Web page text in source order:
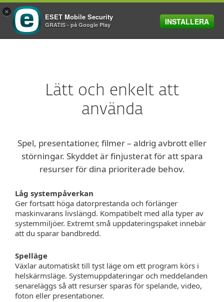
MENU
Lätt och enkelt att
använda
Spel, presentationer, filmer – aldrig avbrott eller
störningar. Skyddet är finjusterat för att spara
resurser för dina prioriterade behov.
Låg systempåverkan
Ger fortsatt höga datorprestanda och förlänger
maskinvarans livslängd. Kompatibelt med alla typer av
systemmiljöer. Extremt små uppdateringspaket innebär
att du sparar bandbredd.
Spelläge
Växlar automatiskt till tyst läge om ett program körs i
helskärmsläge. Systemuppdateringar och meddelanden
senareläggs så att resurser sparas för spelande, video,
foton eller presentationer.
×
ESET Mobile Security
GRATIS - på Google Play INSTALLERA